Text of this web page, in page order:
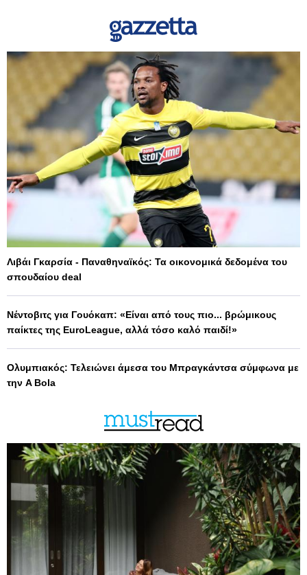
Λιβάι Γκαρσία - Παναθηναϊκός: Τα οικονομικά δεδομένα του
σπουδαίου deal
Νέντοβιτς για Γουόκαπ: «Είναι από τους πιο... βρώμικους
παίκτες της EuroLeague, αλλά τόσο καλό παιδί!»
Ολυμπιακός: Τελειώνει άμεσα του Μπραγκάντσα σύμφωνα με
την A Bola